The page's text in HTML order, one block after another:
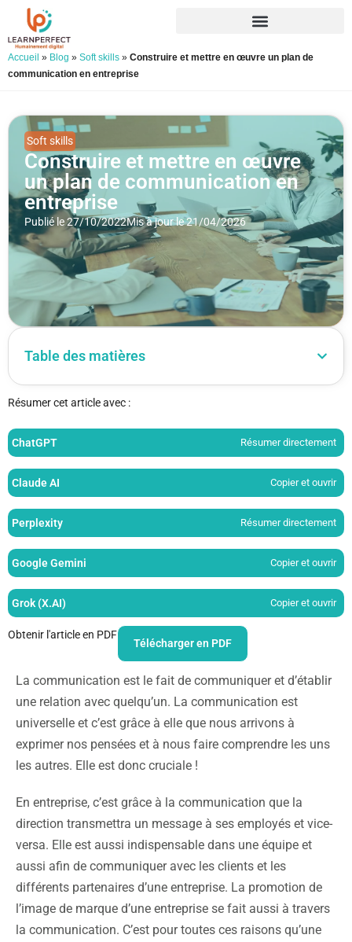
Accueil » Blog » Soft skills » Construire et mettre en œuvre un plan de
communication en entreprise
Soft skills
Construire et mettre en œuvre
un plan de communication en
entreprise
Publié le 27/10/2022Mis à jour le 21/04/2026
Table des matières
Résumer cet article avec :
ChatGPT Résumer directement
Claude AI Copier et ouvrir
Perplexity Résumer directement
Google Gemini Copier et ouvrir
Grok (X.AI) Copier et ouvrir
Obtenir l'article en PDF
Télécharger en PDF
La communication est le fait de communiquer et d’établir
une relation avec quelqu’un. La communication est
universelle et c’est grâce à elle que nous arrivons à
exprimer nos pensées et à nous faire comprendre les uns
les autres. Elle est donc cruciale !
En entreprise, c’est grâce à la communication que la
direction transmettra un message à ses employés et vice-
versa. Elle est aussi indispensable dans une équipe et
aussi afin de communiquer avec les clients et les
différents partenaires d’une entreprise. La promotion de
l’image de marque d’une entreprise se fait aussi à travers
la communication. C’est pour toutes ces raisons qu’une